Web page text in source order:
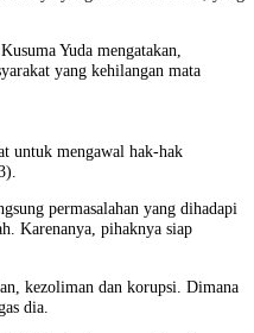
Yuda mengatakan,
yang kehilangan mata
untuk mengawal hak-hak
permasalahan yang dihadapi
Karenanya, pihaknya siap
kezoliman dan korupsi. Dimana
dia.